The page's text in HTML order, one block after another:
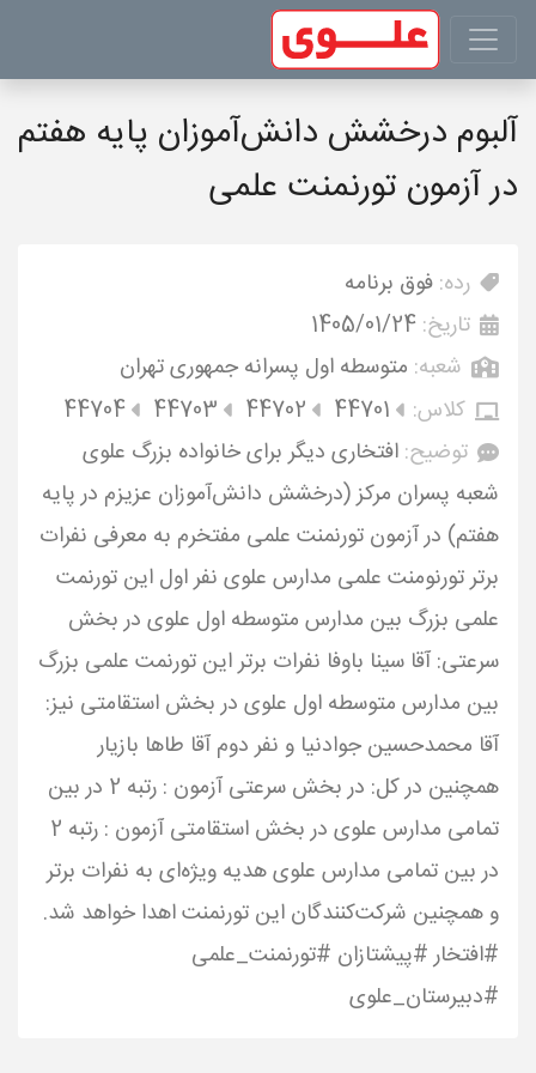
آلبوم درخشش دانش‌آموزان پایه هفتم
در آزمون تورنمنت علمی
رده: فوق برنامه
تاریخ: 1405/01/24
شعبه: متوسطه اول پسرانه جمهوری تهران
کلاس:
44701
44702
44703
44704
توضیح: افتخاری دیگر برای خانواده بزرگ علوی
شعبه پسران مرکز (درخشش دانش‌آموزان عزیزم در پایه
هفتم) در آزمون تورنمنت علمی مفتخرم به معرفی نفرات
برتر تورنومنت علمی مدارس علوی نفر اول این تورنمت
علمی بزرگ بین مدارس متوسطه اول علوی در بخش
سرعتی: آقا سینا باوفا نفرات برتر این تورنمت علمی بزرگ
بین مدارس متوسطه اول علوی در بخش استقامتی نیز:
آقا محمدحسین جوادنیا و نفر دوم آقا طاها بازیار
همچنین در کل: در بخش سرعتی آزمون : رتبه 2 در بین
تمامی مدارس علوی در بخش استقامتی آزمون : رتبه 2
در بین تمامی مدارس علوی هدیه ویژه‌ای به نفرات برتر
و همچنین شرکت‌کنندگان این تورنمنت اهدا خواهد شد.
#افتخار #پیشتازان #تورنمنت_علمی
#دبیرستان_علوی